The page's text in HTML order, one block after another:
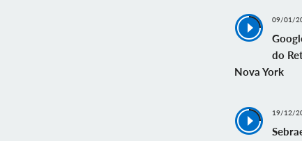
09/01/
do
Nova York
19/12/